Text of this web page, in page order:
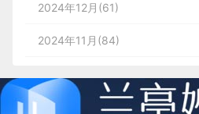
2024年12月(61)
2024年11月(84)
2024年9月(144)